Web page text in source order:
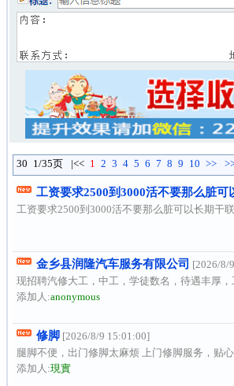
30 1/35页 |<< 1 2 3 4 5 6 7 8 9 10 >>
工资要求2500到3000活不要那么脏可
工资要求2500到3000活不要那么脏可以长期干
金乡县润隆汽车服务有限公司 [2026/8/
现招聘汽修大工，中工，学徒数名，待遇丰厚
添加人:anonymous
修脚 [2026/8/9 15:01:00]
腿脚不便，出门修脚太麻烦 上门修脚服务，贴
添加人:現實